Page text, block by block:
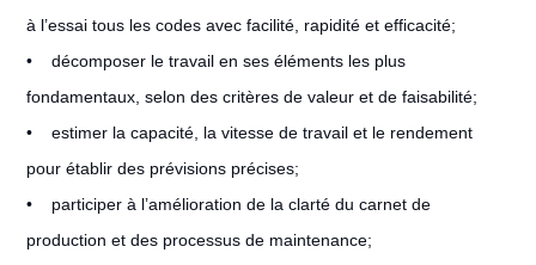
à l’essai tous les codes avec facilité, rapidité et efficacité;
• décomposer le travail en ses éléments les plus
fondamentaux, selon des critères de valeur et de faisabilité;
• estimer la capacité, la vitesse de travail et le rendement
pour établir des prévisions précises;
• participer à l’amélioration de la clarté du carnet de
production et des processus de maintenance;